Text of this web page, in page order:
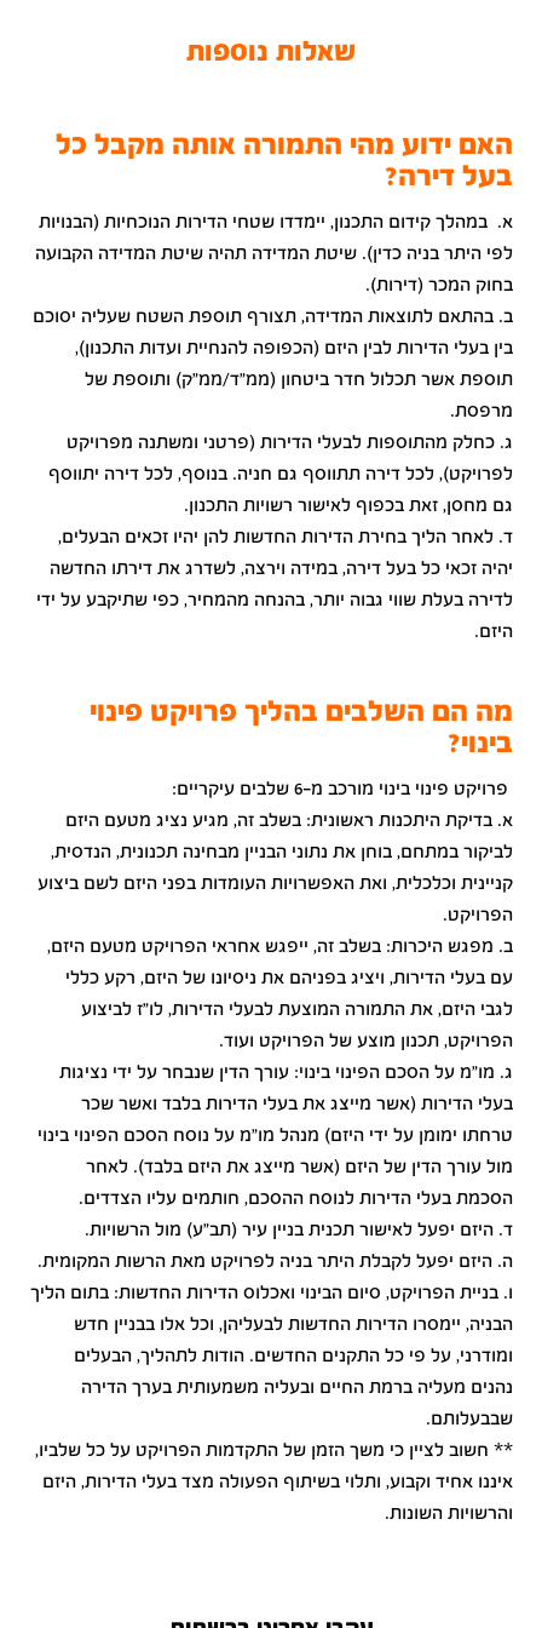
שאלות נוספות
האם ידוע מהי התמורה אותה מקבל כל
בעל דירה?
א. במהלך קידום התכנון, יימדדו שטחי הדירות הנוכחיות (הבנויות
לפי היתר בניה כדין). שיטת המדידה תהיה שיטת המדידה הקבועה
בחוק המכר (דירות).
ב. בהתאם לתוצאות המדידה, תצורף תוספת השטח שעליה יסוכם
בין בעלי הדירות לבין היזם (הכפופה להנחיית ועדות התכנון),
תוספת אשר תכלול חדר ביטחון (ממ"ד/ממ"ק) ותוספת של
מרפסת.
ג. כחלק מהתוספות לבעלי הדירות (פרטני ומשתנה מפרויקט
לפרויקט), לכל דירה תתווסף גם חניה. בנוסף, לכל דירה יתווסף
גם מחסן, זאת בכפוף לאישור רשויות התכנון.
ד. לאחר הליך בחירת הדירות החדשות להן יהיו זכאים הבעלים,
יהיה זכאי כל בעל דירה, במידה וירצה, לשדרג את דירתו החדשה
לדירה בעלת שווי גבוה יותר, בהנחה מהמחיר, כפי שתיקבע על ידי
היזם.
מה הם השלבים בהליך פרויקט פינוי
בינוי?
פרויקט פינוי בינוי מורכב מ-6 שלבים עיקריים:
א. בדיקת היתכנות ראשונית: בשלב זה, מגיע נציג מטעם היזם
לביקור במתחם, בוחן את נתוני הבניין מבחינה תכנונית, הנדסית,
קניינית וכלכלית, ואת האפשרויות העומדות בפני היזם לשם ביצוע
הפרויקט.
ב. מפגש היכרות: בשלב זה, ייפגש אחראי הפרויקט מטעם היזם,
עם בעלי הדירות, ויציג בפניהם את ניסיונו של היזם, רקע כללי
לגבי היזם, את התמורה המוצעת לבעלי הדירות, לו"ז לביצוע
הפרויקט, תכנון מוצע של הפרויקט ועוד.
ג. מו"מ על הסכם הפינוי בינוי: עורך הדין שנבחר על ידי נציגות
בעלי הדירות (אשר מייצג את בעלי הדירות בלבד ואשר שכר
טרחתו ימומן על ידי היזם) מנהל מו"מ על נוסח הסכם הפינוי בינוי
מול עורך הדין של היזם (אשר מייצג את היזם בלבד). לאחר
הסכמת בעלי הדירות לנוסח ההסכם, חותמים עליו הצדדים.
ד. היזם יפעל לאישור תכנית בניין עיר (תב"ע) מול הרשויות.
ה. היזם יפעל לקבלת היתר בניה לפרויקט מאת הרשות המקומית.
ו. בניית הפרויקט, סיום הבינוי ואכלוס הדירות החדשות: בתום הליך
הבניה, יימסרו הדירות החדשות לבעליהן, וכל אלו בבניין חדש
ומודרני, על פי כל התקנים החדשים. הודות לתהליך, הבעלים
נהנים מעליה ברמת החיים ובעליה משמעותית בערך הדירה
שבבעלותם.
** חשוב לציין כי משך הזמן של התקדמות הפרויקט על כל שלביו,
איננו אחיד וקבוע, ותלוי בשיתוף הפעולה מצד בעלי הדירות, היזם
והרשויות השונות.